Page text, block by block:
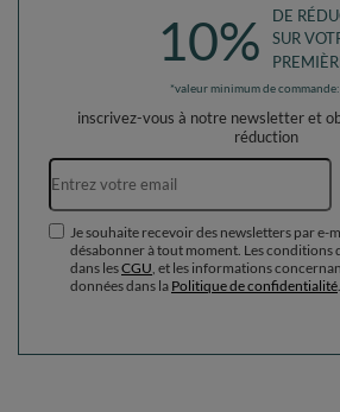
10%
DE
SUR
*valeur minimum de
inscrivez-vous à notre newsletter et
réduction
Adresse e-
Je souhaite recevoir des newsletters par e-
désabonner à tout moment. Les conditions
dans lesCGU , et les informations
données dans la Politique de confidentialité